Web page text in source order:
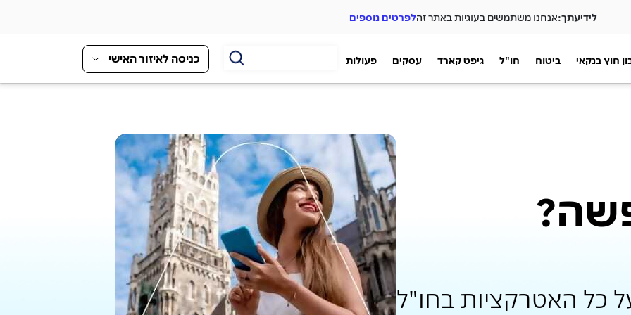
לידיעתך:אנחנו משתמשים בעוגיות באתר זהלפרטים נוספים
חוץ בנקאי ביטוח חו"ל גיפט קארד עסקים פעולות כניסה לאיזור האישי